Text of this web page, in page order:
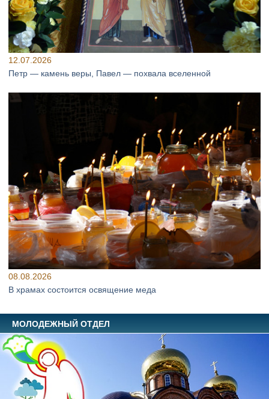
12.07.2026
Петр — камень веры, Павел — похвала вселенной
08.08.2026
В храмах состоится освящение меда
МОЛОДЕЖНЫЙ ОТДЕЛ